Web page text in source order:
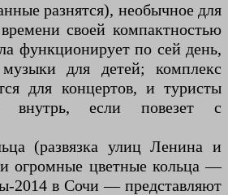
разнятся), необычное для
своей компактностью
функционирует по сей день,
для детей; комплекс
для концертов, и туристы
внутрь, если повезет с
(развязка улиц Ленина и
огромные цветные кольца —
2014 в Сочи — представляют